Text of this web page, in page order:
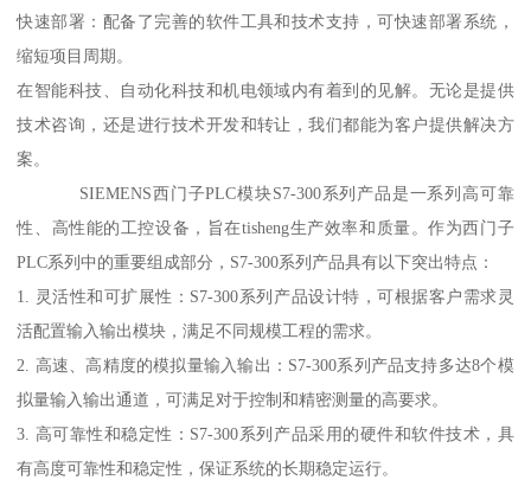
快速部署：配备了完善的软件工具和技术支持，可快速部署系统，
缩短项目周期。
在智能科技、自动化科技和机电领域内有着到的见解。无论是提供
技术咨询，还是进行技术开发和转让，我们都能为客户提供解决方
案。
SIEMENS西门子PLC模块S7-300系列产品是一系列高可靠
性、高性能的工控设备，旨在tisheng生产效率和质量。作为西门子
PLC系列中的重要组成部分，S7-300系列产品具有以下突出特点：
1. 灵活性和可扩展性：S7-300系列产品设计特，可根据客户需求灵
活配置输入输出模块，满足不同规模工程的需求。
2. 高速、高精度的模拟量输入输出：S7-300系列产品支持多达8个模
拟量输入输出通道，可满足对于控制和精密测量的高要求。
3. 高可靠性和稳定性：S7-300系列产品采用的硬件和软件技术，具
有高度可靠性和稳定性，保证系统的长期稳定运行。